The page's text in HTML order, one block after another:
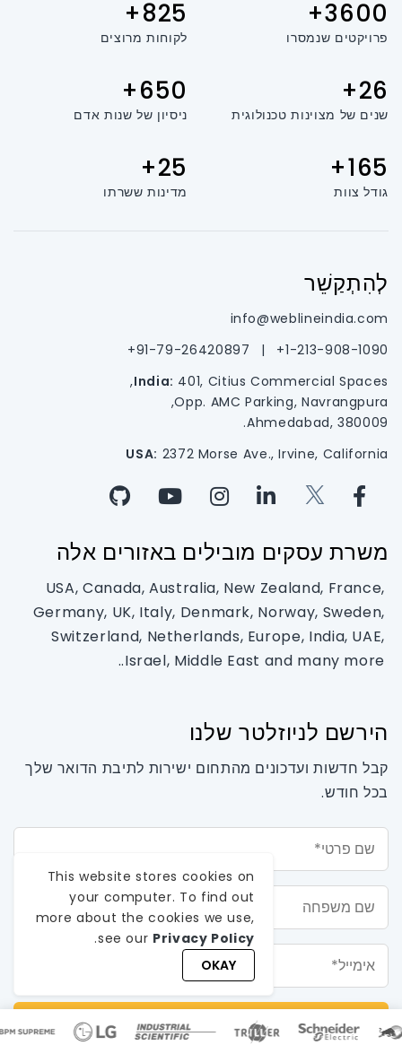
3600+
פרויקטים שנמסרו
825+
לקוחות מרוצים
26+
שנים של מצוינות טכנולוגית
650+
ניסיון של שנות אדם
165+
גודל צוות
25+
מדינות ששרתו
לְהִתְקַשֵׁר
info@weblineindia.com
1-213-908-1090+
|
91-79-26420897+
India: 401, Citius Commercial Spaces,
Opp. AMC Parking, Navrangpura,
Ahmedabad, 380009.
USA: 2372 Morse Ave., Irvine, California
משרת עסקים מובילים באזורים אלה
USA, Canada, Australia, New Zealand, France,
Germany, UK, Italy, Denmark, Norway, Sweden,
Switzerland, Netherlands, Europe, India, UAE,
Israel, Middle East and many more..
הירשם לניוזלטר שלנו
קבל חדשות ועדכונים מהתחום ישירות לתיבת הדואר שלך
בכל חודש.
This website stores cookies on
your computer. To find out
more about the cookies we use,
see our Privacy Policy
.
OKAY